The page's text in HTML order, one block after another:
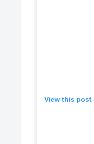
View this post